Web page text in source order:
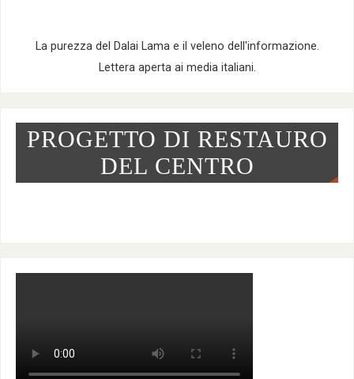
La purezza del Dalai Lama e il veleno dell'informazione.
Lettera aperta ai media italiani.
PROGETTO DI RESTAURO
DEL CENTRO